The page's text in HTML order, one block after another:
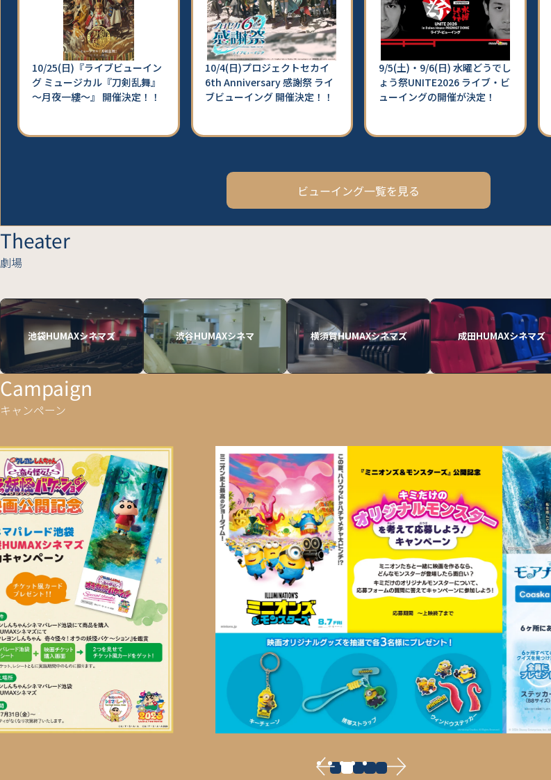
10/25(日)『ライブビューイン
グ ミュージカル『刀剣乱舞』
～月夜一縷～』 開催決定！！
10/4(日)プロジェクトセカイ
6th Anniversary 感謝祭 ライ
ブビューイング 開催決定！！
9/5(土)・9/6(日) 水曜どうでし
ょう祭UNITE2026 ライブ・ビ
ューイングの開催が決定！
ビューイング一覧を見る
Theater
劇場
池袋HUMAXシネマズ 渋谷HUMAXシネマ 横須賀HUMAXシネマズ 成田HUMAXシネマズ
Campaign
キャンペーン